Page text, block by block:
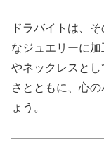
ドラバイトは、
なジュエリーに
やネックレスと
さとともに、心
ょう。